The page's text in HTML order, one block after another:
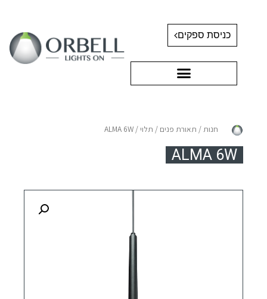
כניסת ספקים
חנות / תאורת פנים / תלוי/ ALMA 6W
ALMA 6W